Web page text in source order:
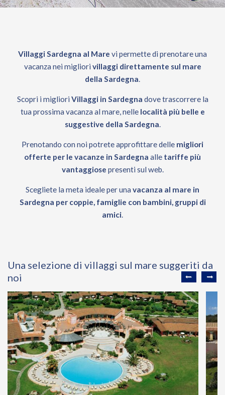
Villaggi Sardegna al Mare vi permette di prenotare una
vacanza nei migliorivillaggi direttamente sul mare
della Sardegna.
Scopri i miglioriVillaggi in Sardegna dove trascorrere la
tua prossima vacanza al mare, nelle località più belle e
suggestive della Sardegna.
Prenotando con noi potrete approfittare delle migliori
offerte per le vacanze in Sardegna alle tariffe più
vantaggiose presenti sul web.
Scegliete la meta ideale per una vacanza al mare in
Sardegna per coppie, famiglie con bambini, gruppi di
amici.
Una selezione di villaggi sul mare suggeriti da
noi